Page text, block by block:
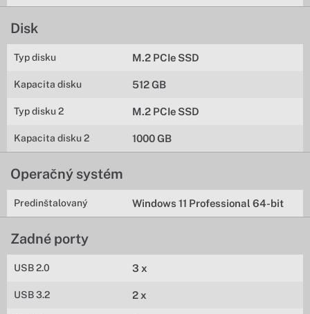
Disk
Typ disku M.2 PCIe SSD
Kapacita disku 512 GB
Typ disku 2 M.2 PCIe SSD
Kapacita disku 2 1000 GB
Operačný systém
Predinštalovaný Windows 11 Professional 64-bit
Zadné porty
USB 2.0 3 x
USB 3.2 2 x